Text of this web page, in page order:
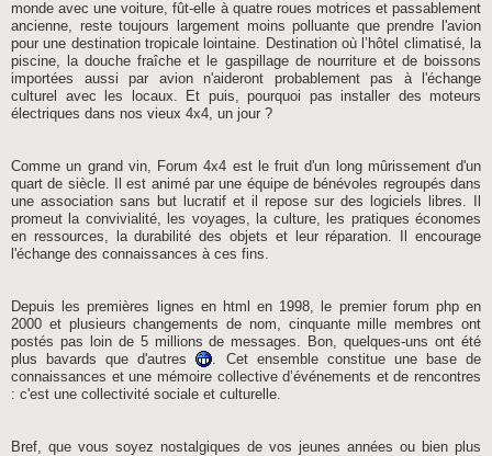
monde avec une voiture, fût-elle à quatre roues motrices et passablement
ancienne, reste toujours largement moins polluante que prendre l'avion
pour une destination tropicale lointaine. Destination où l’hôtel climatisé, la
piscine, la douche fraîche et le gaspillage de nourriture et de boissons
importées aussi par avion n'aideront probablement pas à l'échange
culturel avec les locaux. Et puis, pourquoi pas installer des moteurs
électriques dans nos vieux 4x4, un jour ?
Comme un grand vin, Forum 4x4 est le fruit d'un long mûrissement d'un
quart de siècle. Il est animé par une équipe de bénévoles regroupés dans
une association sans but lucratif et il repose sur des logiciels libres. Il
promeut la convivialité, les voyages, la culture, les pratiques économes
en ressources, la durabilité des objets et leur réparation. Il encourage
l'échange des connaissances à ces fins.
Depuis les premières lignes en html en 1998, le premier forum php en
2000 et plusieurs changements de nom, cinquante mille membres ont
postés pas loin de 5 millions de messages. Bon, quelques-uns ont été
plus bavards que d'autres
. Cet ensemble constitue une base de
connaissances et une mémoire collective d’événements et de rencontres
: c'est une collectivité sociale et culturelle.
Bref, que vous soyez nostalgiques de vos jeunes années ou bien plus